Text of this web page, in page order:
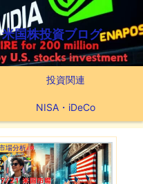
国株投資ブログ
投資関連
NISA・iDeCo
場分析